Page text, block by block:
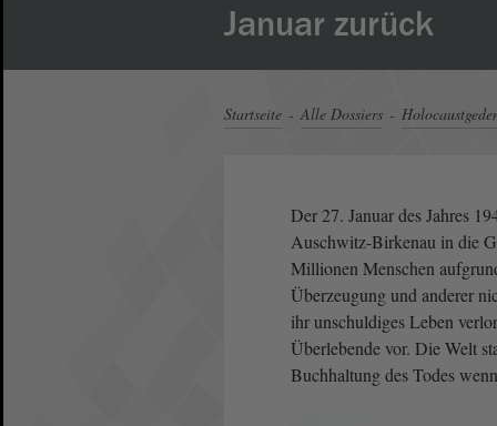
Januar zurück
Startseite Alle Dossiers
Der 27. Januar des Jahres
Auschwitz-Birkenau in die
Millionen Menschen
Überzeugung und anderer
ihr unschuldiges Leben
Überlebende vor. Die Welt
Buchhaltung des Todes